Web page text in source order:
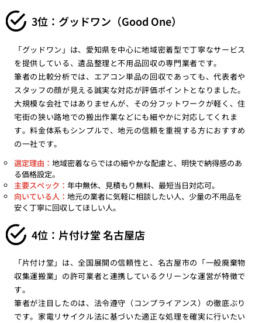
3位：グッドワン（Good One）
「グッドワン」は、愛知県を中心に地域密着型で丁寧なサービス
を提供している、遺品整理と不用品回収の専門業者です。
筆者の比較分析では、エアコン単品の回収であっても、代表者や
スタッフの顔が見える誠実な対応が評価ポイントとなりました。
大規模な会社ではありませんが、その分フットワークが軽く、住
宅街の狭い路地での搬出作業などにも細やかに対応してくれま
す。料金体系もシンプルで、地元の信頼を重視する方におすすめ
の一社です。
選定理由： 地域密着ならではの細やかな配慮と、明快で納得感のあ
る価格設定。
主要スペック： 年中無休、見積もり無料、最短当日対応可。
向いている人： 地元の業者に気軽に相談したい人、少量の不用品を
安く丁寧に回収してほしい人。
4位：片付け堂 名古屋店
「片付け堂」は、全国展開の信頼性と、名古屋市の「一般廃棄物
収集運搬業」の許可業者と連携しているクリーンな運営が特徴で
す。
筆者が注目したのは、法令遵守（コンプライアンス）の徹底ぶり
です。家電リサイクル法に基づいた適正な処理を確実に行いたい